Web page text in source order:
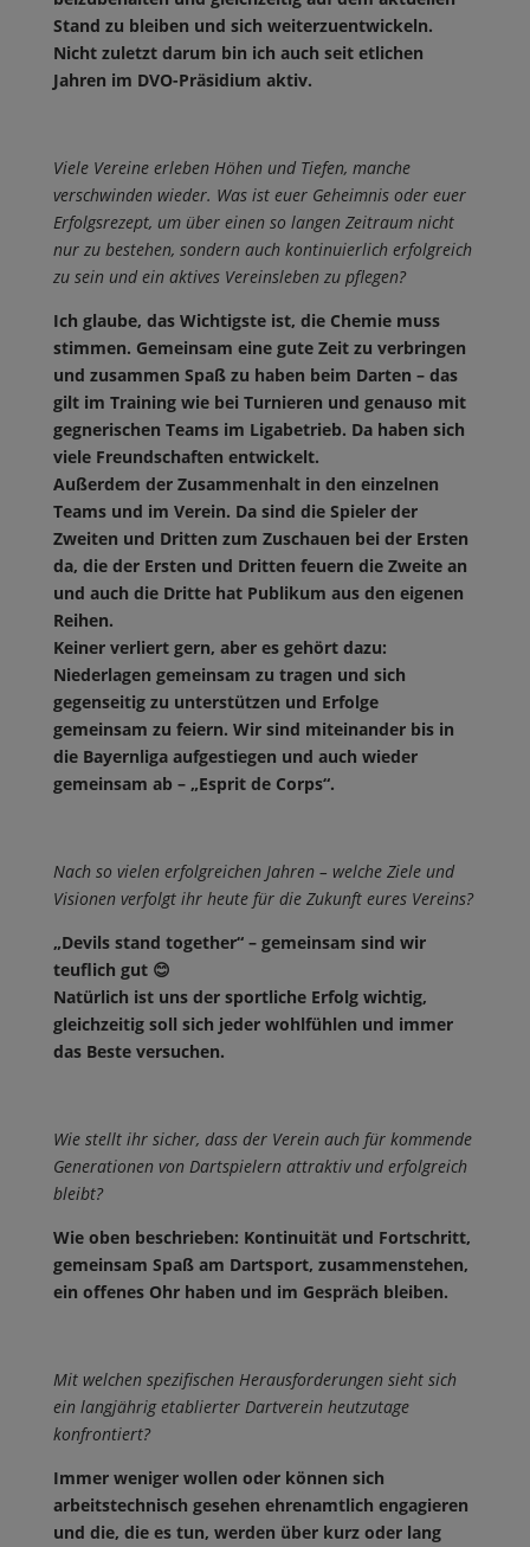
Stand zu bleiben und sich weiterzuentwickeln.
Nicht zuletzt darum bin ich auch seit etlichen
Jahren im DVO-Präsidium aktiv.
Viele Vereine erleben Höhen und Tiefen, manche
verschwinden wieder. Was ist euer Geheimnis oder euer
Erfolgsrezept, um über einen so langen Zeitraum nicht
nur zu bestehen, sondern auch kontinuierlich erfolgreich
zu sein und ein aktives Vereinsleben zu pflegen?
Ich glaube, das Wichtigste ist, die Chemie muss
stimmen. Gemeinsam eine gute Zeit zu verbringen
und zusammen Spaß zu haben beim Darten – das
gilt im Training wie bei Turnieren und genauso mit
gegnerischen Teams im Ligabetrieb. Da haben sich
viele Freundschaften entwickelt.
Außerdem der Zusammenhalt in den einzelnen
Teams und im Verein. Da sind die Spieler der
Zweiten und Dritten zum Zuschauen bei der Ersten
da, die der Ersten und Dritten feuern die Zweite an
und auch die Dritte hat Publikum aus den eigenen
Reihen.
Keiner verliert gern, aber es gehört dazu:
Niederlagen gemeinsam zu tragen und sich
gegenseitig zu unterstützen und Erfolge
gemeinsam zu feiern. Wir sind miteinander bis in
die Bayernliga aufgestiegen und auch wieder
gemeinsam ab – „Esprit de Corps“.
Nach so vielen erfolgreichen Jahren – welche Ziele und
Visionen verfolgt ihr heute für die Zukunft eures Vereins?
„Devils stand together“ – gemeinsam sind wir
teuflich gut 😊
Natürlich ist uns der sportliche Erfolg wichtig,
gleichzeitig soll sich jeder wohlfühlen und immer
das Beste versuchen.
Wie stellt ihr sicher, dass der Verein auch für kommende
Generationen von Dartspielern attraktiv und erfolgreich
bleibt?
Wie oben beschrieben: Kontinuität und Fortschritt,
gemeinsam Spaß am Dartsport, zusammenstehen,
ein offenes Ohr haben und im Gespräch bleiben.
Mit welchen spezifischen Herausforderungen sieht sich
ein langjährig etablierter Dartverein heutzutage
konfrontiert?
Immer weniger wollen oder können sich
arbeitstechnisch gesehen ehrenamtlich engagieren
und die, die es tun, werden über kurz oder lang